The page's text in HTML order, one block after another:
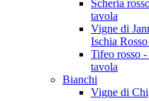
Scheria
tavola
Vigne di
Ischia
Tifeo rosso
tavola
Bianchi
Vigne di